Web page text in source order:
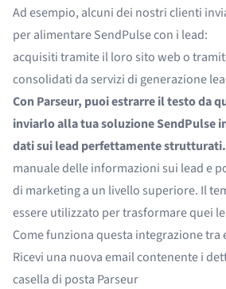
Ad esempio, alcuni dei nostri clienti
per alimentare SendPulse con i lead:
acquisiti tramite il loro sito web o
consolidati da servizi di generazione
Con Parseur, puoi estrarre il testo da
inviarlo alla tua soluzione SendPulse
dati sui lead perfettamente strutturati.
manuale delle informazioni sui lead e
di marketing a un livello superiore. Il
essere utilizzato per trasformare quei
Come funziona questa integrazione tra
Ricevi una nuova email contenente i
casella di posta Parseur